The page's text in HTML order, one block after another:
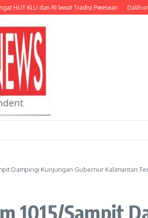
KLU dan RI lewat Tradisi Peresean Dalih untuk
Dampingi Kunjungan Gubernur Kalimantan
1015/Sampit